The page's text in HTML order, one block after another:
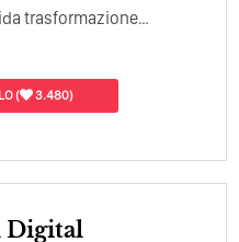
trasformazione…
( 3.480)